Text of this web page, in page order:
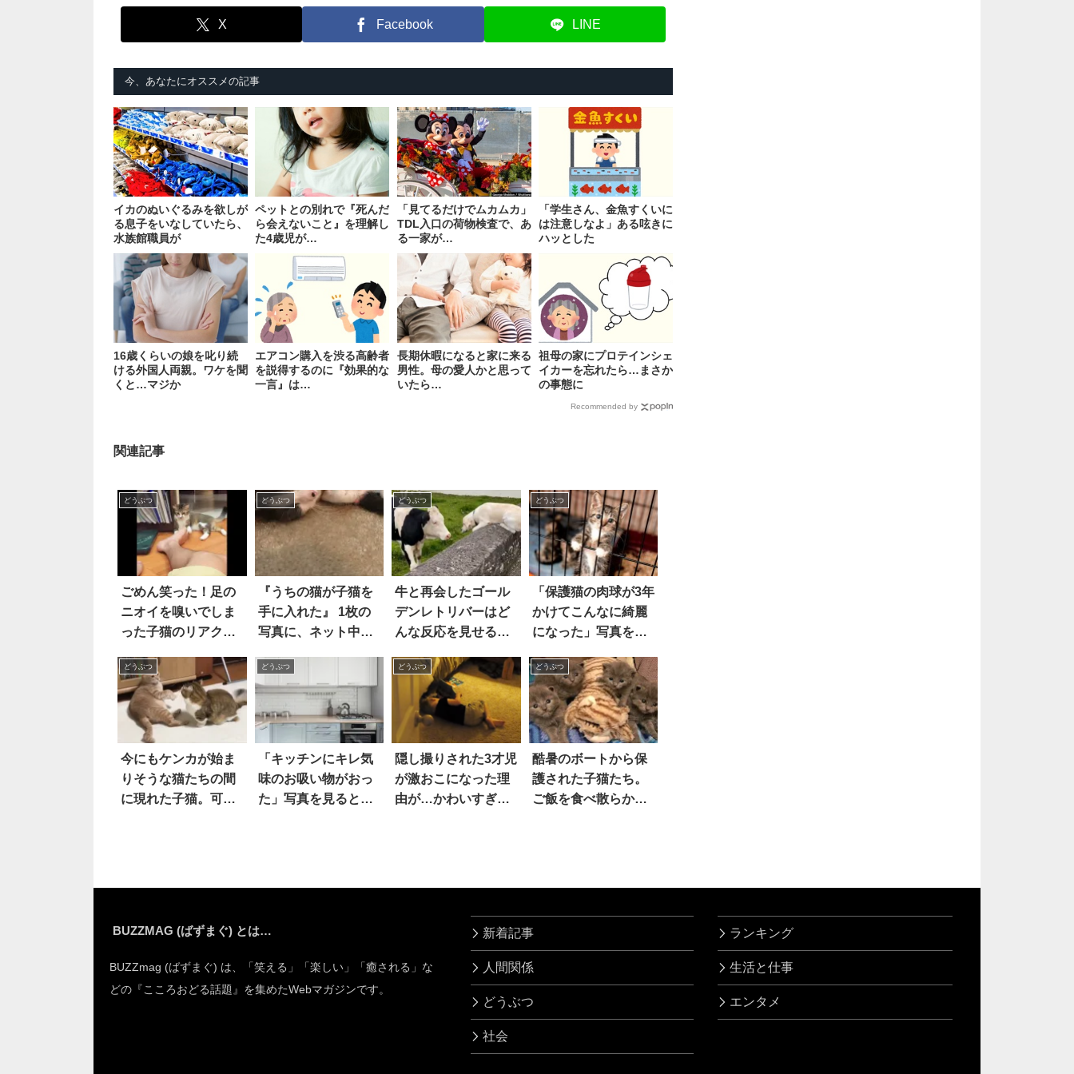
X Facebook LINE
今、あなたにオススメの記事
イカのぬいぐるみを欲しが
る息子をいなしていたら、
水族館職員が
ペットとの別れで『死んだ
ら会えないこと』を理解し
た4歳児が…
「見てるだけでムカムカ」
TDL入口の荷物検査で、あ
る一家が…
「学生さん、金魚すくいに
は注意しなよ」ある呟きに
ハッとした
16歳くらいの娘を叱り続
ける外国人両親。ワケを聞
くと…マジか
エアコン購入を渋る高齢者
を説得するのに『効果的な
一言』は…
長期休暇になると家に来る
男性。母の愛人かと思って
いたら…
祖母の家にプロテインシェ
イカーを忘れたら…まさか
の事態に
Recommended by
関連記事
どうぶつ
ごめん笑った！足の
ニオイを嗅いでしま
った子猫のリアクシ
どうぶつ
『うちの猫が子猫を
手に入れた』 1枚の
写真に、ネット中が
どうぶつ
牛と再会したゴール
デンレトリバーはど
んな反応を見せる？
動画でご覧あれ！
どうぶつ
「保護猫の肉球が3年
かけてこんなに綺麗
になった」写真を見
どうぶつ
今にもケンカが始ま
りそうな猫たちの間
に現れた子猫。可愛
どうぶつ
「キッチンにキレ気
味のお吸い物がおっ
た」写真を見ると…
どうぶつ
隠し撮りされた3才児
が激おこになった理
由が…かわいすぎ
どうぶつ
酷暑のボートから保
護された子猫たち。
ご飯を食べ散らかす
BUZZMAG (ばずまぐ) とは…
BUZZmag (ばずまぐ) は、「笑える」「楽しい」「癒される」な
どの『こころおどる話題』を集めたWebマガジンです。
新着記事
人間関係
どうぶつ
社会
ランキング
生活と仕事
エンタメ